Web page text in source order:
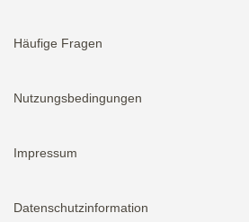
Häufige Fragen
Nutzungsbedingungen
Impressum
Datenschutzinformation